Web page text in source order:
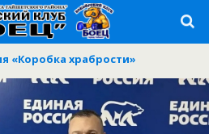
«Коробка храбрости»